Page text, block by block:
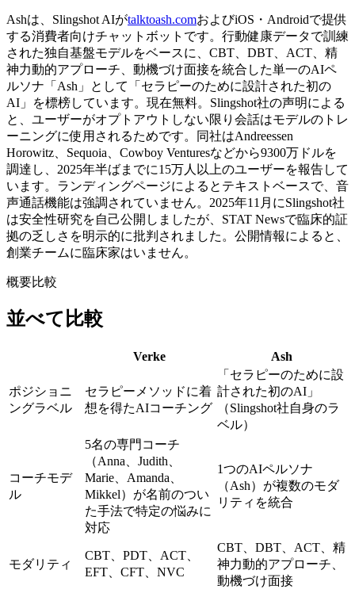
Ashは、Slingshot AIがtalktoash.comおよびiOS・Androidで提供
する消費者向けチャットボットです。行動健康データで訓練
された独自基盤モデルをベースに、CBT、DBT、ACT、精
神力動的アプローチ、動機づけ面接を統合した単一のAIペ
ルソナ「Ash」として「セラピーのために設計された初の
AI」を標榜しています。現在無料。Slingshot社の声明による
と、ユーザーがオプトアウトしない限り会話はモデルのトレ
ーニングに使用されるためです。同社はAndreessen
Horowitz、Sequoia、Cowboy Venturesなどから9300万ドルを
調達し、2025年半ばまでに15万人以上のユーザーを報告して
います。ランディングページによるとテキストベースで、音
声通話機能は強調されていません。2025年11月にSlingshot社
は安全性研究を自己公開しましたが、STAT Newsで臨床的証
拠の乏しさを明示的に批判されました。公開情報によると、
創業チームに臨床家はいません。
概要比較
並べて比較
Verke Ash
ポジショニ
ングラベル
セラピーメソッドに着
想を得たAIコーチング
「セラピーのために設
計された初のAI」
（Slingshot社自身のラ
ベル）
コーチモデ
ル
5名の専門コーチ
（Anna、Judith、
Marie、Amanda、
Mikkel）が名前のつい
た手法で特定の悩みに
対応
1つのAIペルソナ
（Ash）が複数のモダ
リティを統合
モダリティ
CBT、PDT、ACT、
EFT、CFT、NVC
CBT、DBT、ACT、精
神力動的アプローチ、
動機づけ面接